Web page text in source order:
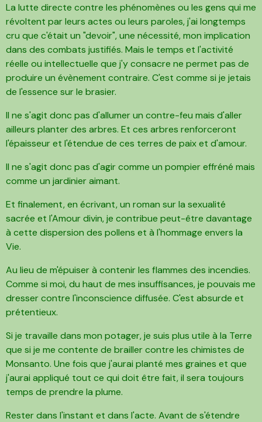
La lutte directe contre les phénomènes ou les gens qui me
révoltent par leurs actes ou leurs paroles, j'ai longtemps
cru que c'était un "devoir", une nécessité, mon implication
dans des combats justifiés. Mais le temps et l'activité
réelle ou intellectuelle que j'y consacre ne permet pas de
produire un évènement contraire. C'est comme si je jetais
de l'essence sur le brasier.
Il ne s'agit donc pas d'allumer un contre-feu mais d'aller
ailleurs planter des arbres. Et ces arbres renforceront
l'épaisseur et l'étendue de ces terres de paix et d'amour.
Il ne s'agit donc pas d'agir comme un pompier effréné mais
comme un jardinier aimant.
Et finalement, en écrivant, un roman sur la sexualité
sacrée et l'Amour divin, je contribue peut-être davantage
à cette dispersion des pollens et à l'hommage envers la
Vie.
Au lieu de m'épuiser à contenir les flammes des incendies.
Comme si moi, du haut de mes insuffisances, je pouvais me
dresser contre l'inconscience diffusée. C'est absurde et
prétentieux.
Si je travaille dans mon potager, je suis plus utile à la Terre
que si je me contente de brailler contre les chimistes de
Monsanto. Une fois que j'aurai planté mes graines et que
j'aurai appliqué tout ce qui doit être fait, il sera toujours
temps de prendre la plume.
Rester dans l'instant et dans l'acte. Avant de s'étendre